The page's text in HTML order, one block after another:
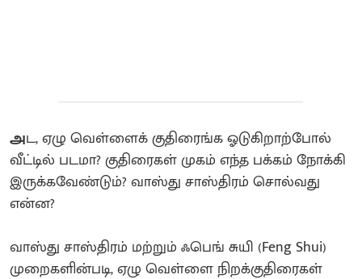
அட, ஏழு வெள்ளைக் குதிரைங்க ஓடுகிறாற்போல்
வீட்டில் படமா? குதிரைகள் முகம் எந்த பக்கம் நோக்கி
இருக்கவேண்டும்? வாஸ்து சாஸ்திரம் சொல்வது
என்ன?
வாஸ்து சாஸ்திரம் மற்றும் ஃபெங் சுயி (Feng Shui)
முறைகளின்படி, ஏழு வெள்ளை நிறக்குதிரைகள்